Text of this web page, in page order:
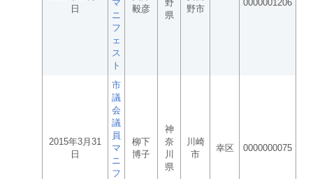
日
マ
ニ
フ
ェ
ス
ト
毅彦
野
県
野市
0000001206
2015年3月31
日
市
議
会
議
員
マ
ニ
フ
柳下
博子
神
奈
川
県
川崎
市
幸区 0000000075